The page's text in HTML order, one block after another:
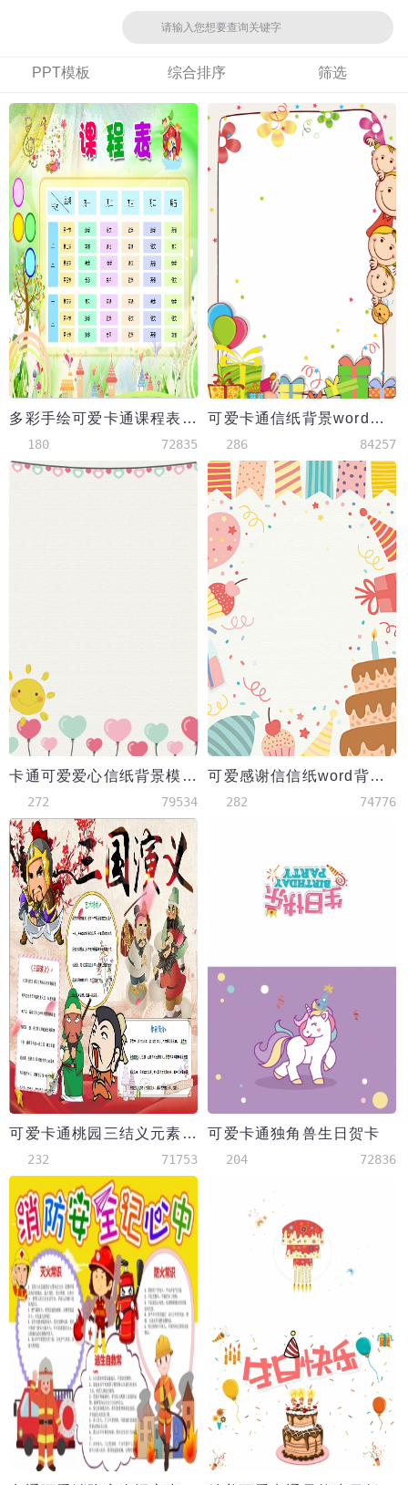
PPT模板 综合排序 筛选
多彩手绘可爱卡通课程表word模板
180 72835
可爱卡通信纸背景word模板
286 84257
卡通可爱爱心信纸背景模板
272 79534
可爱感谢信信纸word背景模板
282 74776
可爱卡通桃园三结义元素三国演义小报
232 71753
可爱卡通独角兽生日贺卡
204 72836